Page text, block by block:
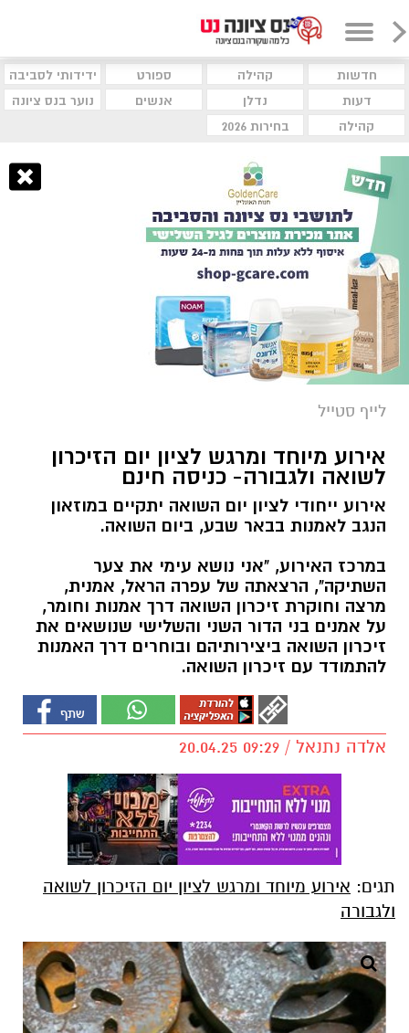
חדשות קהילה ספורט
ידידותי לסביבה
דעות
נדלן אנשים
נוער בנס ציונה
קהילה
בחירות 2026
לייף סטייל
אירוע מיוחד ומרגש לציון יום הזיכרון
לשואה ולגבורה- כניסה חינם
אירוע ייחודי לציון יום השואה יתקיים במוזאון
הנגב לאמנות בבאר שבע, ביום השואה.
במרכז האירוע, "אני נושא עימי את צער
השתיקה", הרצאתה של עפרה הראל, אמנית,
מרצה וחוקרת זיכרון השואה דרך אמנות וחומר,
על אמנים בני הדור השני והשלישי שנושאים את
זיכרון השואה ביצירותיהם ובוחרים דרך האמנות
להתמודד עם זיכרון השואה.
אלדה נתנאל / 09:29 20.04.25
תגים: אירוע מיוחד ומרגש לציון יום הזיכרון לשואה
ולגבורה